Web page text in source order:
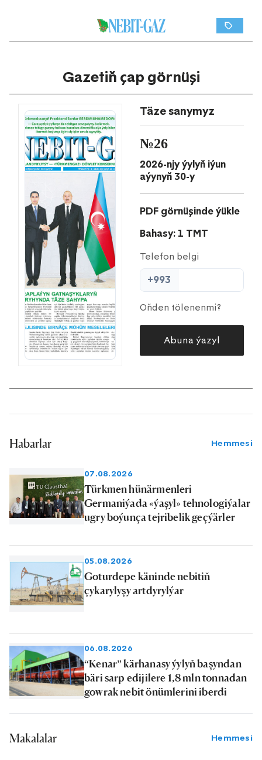
Gazetiň çap görnüşi
Täze sanymyz
№26
2026-njy ýylyň iýun
aýynyň 30-y
PDF görnüşinde ýükle
Bahasy: 1 TMT
Telefon belgi
+993
Oňden tölenenmi?
Abuna ýazyl
Habarlar Hemmesi
07.08.2026
Türkmen hünärmenleri
Germaniýada «ýaşyl» tehnologiýalar
ugry boýunça tejribelik geçýärler
05.08.2026
Goturdepe käninde nebitiň
çykarylyşy artdyrylýar
06.08.2026
“Kenar” kärhanasy ýylyň başyndan
bäri sarp edijilere 1,8 mln tonnadan
gowrak nebit önümlerini iberdi
Makalalar Hemmesi